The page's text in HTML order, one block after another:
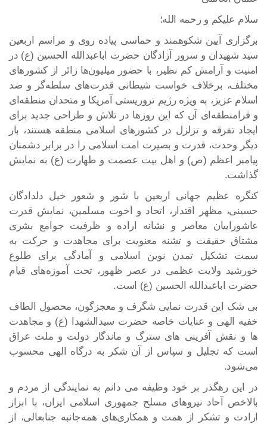
سلام علیکم و رحمه الله؛
برگزاری آیین شکوهمند و حماسی پیاده روی و مراسم اربعین
سید شهیدان و سرور آزادگان حضرت اباعبدالله الحسین (ع) در
امنیت و آرامش کم نظیر، با حضور میلیون‌ها زائر از کشورهای
مختلف، برخلاف خواست شیطانی قدرت‌های سلطه‌گر و ضد
اسلام عزیز، به ویژه رژیم تروریستی آمریکا و متحدان منطقه‌ای
و فرامنطقه‌ای آن که این روزها در تلاش و طراحی جدید برای
ایجاد تفرقه و تزلزل در کشورهای اسلامی منطقه هستند، بار
دیگر وحدت، قدرت و بصیرت امت اسلامی را در برابر دشمنان
پیامبر اعظم (ص) و اهل بیت عصمت و طهارت (ع) به نمایش
گذاشت.
کنگره عظیم جهانی اربعین با شور و شعور خیل دلدادگان
حسینی، مظهر اقتدار، اتحاد و اخوت مسلمین، نمایش قدرت
عاشوراییان معاصر و نشانه اراده و ظرفیت جوامع بشری
مشتاق حقیقت و تشنه معنویت برای مجاهدت و حرکت به
سمت تشکیل تمدن نوین اسلامی و آمادگی برای طلوع
خورشید ولایت عظمی در عصر ظهور، تحت آموزه‌های قیام
حضرت اباعبدالله الحسین (ع) است.
بی شک این قدرت نمایی شگرف و معجزگون، محصول الطاف
خفیه الهی و عنایات خاصه حضرت سیدالشهدا (ع) و مجاهدت
ها و نقش آفرینی های سترگ و ماندگار دولت و ملت عراق
است که تجلیل و سپاس از آن شکر به درگاه الهی محسوب
می‌شود.
در این رهگذر بر خود وظیفه می دانم به نمایندگی از مردم و
بالاخص آحاد نیروهای مسلح جمهوری اسلامی ایران، با ابراز
ارادت و تشکر از همت و همکاری‌های همه‌جانبه جنابعالی، از